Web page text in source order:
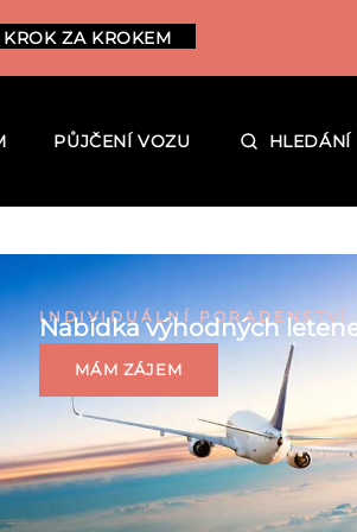
ZA KROKEM
PŮJČENÍ VOZU HLEDÁNÍ
INDIVIDUÁLNÍ PORADENSTVÍ
Nabídka výhodných
MÁM ZÁJEM